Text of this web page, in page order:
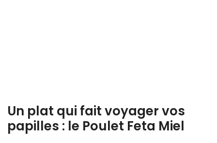
Un plat qui fait voyager vos
papilles : le Poulet Feta Miel